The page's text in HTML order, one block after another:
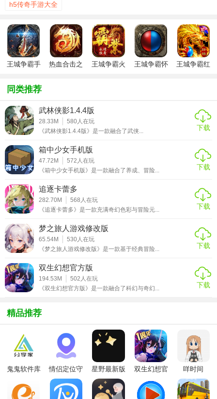
的朋友一同PVP。
3、最好能够加入帮派之中，这样在进行野外刷图的时候可以
占据一方地图无忧刷怪。
自己独特的定位方向。
十年的传奇情怀回忆在可以完美演绎，还有酣畅淋漓的pk大
招让你自由出击。
万人热血激战让你体验到厮杀乱斗的独特魅力，还有全新的
沙城争霸战随时等你来操控。
【游戏攻略】
1、全地图的嗜血战斗、酷炫坐骑、超级妖魔、神秘险境更是
应有尽有；
2、丰富的PVE和PVP玩法，全自由化的PK，激烈刺激的仙
魔大战；
3、更加真实的打斗效果，让你激情燃烧热血沸腾！
【游戏点评】
力求为玩家打造出最有传奇风情的手游。原版的装备、技
能、怪物等为您展示出真正好玩、耐玩的传奇。千人同屏的
攻城战，热血依旧，带您重拾兄弟情谊！让我们一起再战沙
巴克！心动的朋友快来下载吧！
h5传奇手游大全
王城争霸手
热血合击之
王城争霸火
王城争霸怀
王城争霸红
同类推荐
武林侠影1.4.4版
28.33M 580 人在玩
《武林侠影1.4.4版》是一款融合了武侠...
下载
箱中少女手机版
47.72M 572 人在玩
《箱中少女手机版》是一款融合了养成、冒险...
下载
追逐卡蕾多
282.70M 568 人在玩
《追逐卡蕾多》是一款充满奇幻色彩与冒险元...
下载
梦之旅人游戏修改版
65.54M 530 人在玩
《梦之旅人游戏修改版》是一款基于经典冒险...
下载
双生幻想官方版
194.53M 502 人在玩
《双生幻想官方版》是一款融合了科幻与奇幻...
下载
精品推荐
鬼鬼软件库
情侣定位守
护软件
星野最新版
双生幻想官
咩时间